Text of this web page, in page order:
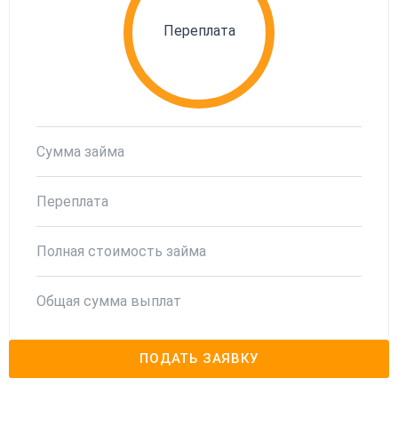
Сумма займа
Переплата
Полная стоимость займа
Общая сумма выплат
Переплата
ПОДАТЬ ЗАЯВКУ